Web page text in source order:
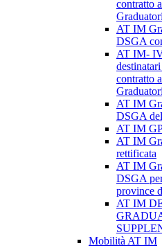
contratto
AT IM
DSGA
AT IM-
contratto
AT IM
DSGA
AT IM
AT IM
rettificata
AT IM
DSGA
province
AT IM
Mobilità AT IM